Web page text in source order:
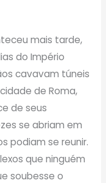
mais tarde,
do Império
cavavam túneis
de Roma,
de seus
se abriam em
podiam se reunir.
que ninguém
soubesse o